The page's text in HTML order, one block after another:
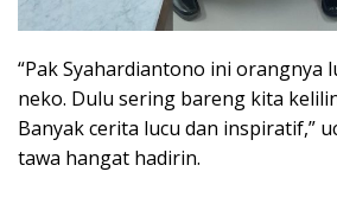
“Pak Syahardiantono ini orangnya
neko. Dulu sering bareng kita
Banyak cerita lucu dan inspiratif,”
tawa hangat hadirin.